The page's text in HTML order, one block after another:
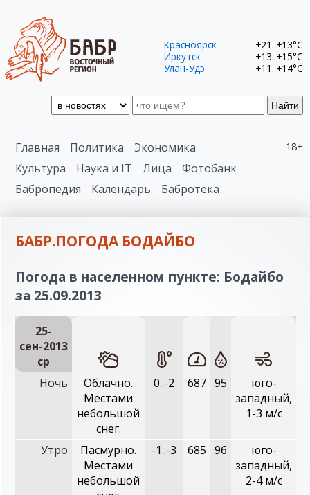
Найти
Красноярск
+21..+13°C
Иркутск
+13..+15°C
Улан-Удэ
+11..+14°C
18+
Главная Политика
Экономика
Культура
Наука и IT Лица
Фотобанк
Бабропедия
Календарь Бабротека
БАБР.ПОГОДА БОДАЙБО
Погода в населенном пункте: Бодайбо
за 25.09.2013
25-
сен-2013
ср
Ночь
Облачно.
Местами
небольшой
снег.
0..-2 687 95
юго-
западный,
1-3 м/с
Утро
Пасмурно.
Местами
небольшой
-1..-3 685 96
юго-
западный,
2-4 м/с